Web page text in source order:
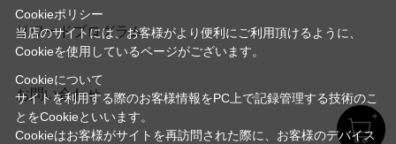
リワードプログラム
お問い合わせ
Cookieポリシー
当店のサイトには、お客様がより便利にご利用頂けるように、
Cookieを使用しているページがございます。
Cookieについて
サイトを利用する際のお客様情報をPC上で記録管理する技術のこ
とをCookieといいます。
Cookieはお客様がサイトを再訪問された際に、お客様のデバイス